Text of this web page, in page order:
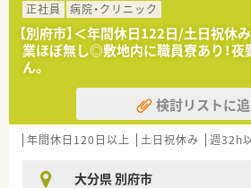
正社員
病院・クリニック
【別府市】＜年間休日122日/土日祝休
業ほぼ無し◎敷地内に職員寮あり！夜
ん。
検討リストに
年間休日120日以上 土日祝休み 週32h
大分県 別府市